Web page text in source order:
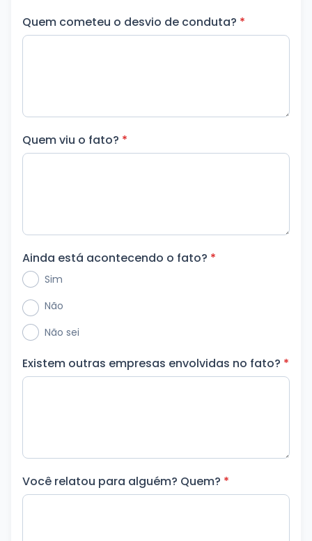
Quem cometeu o desvio de conduta? *
Quem viu o fato? *
Ainda está acontecendo o fato? *
Sim
Não
Não sei
Existem outras empresas envolvidas no fato? *
Você relatou para alguém? Quem? *